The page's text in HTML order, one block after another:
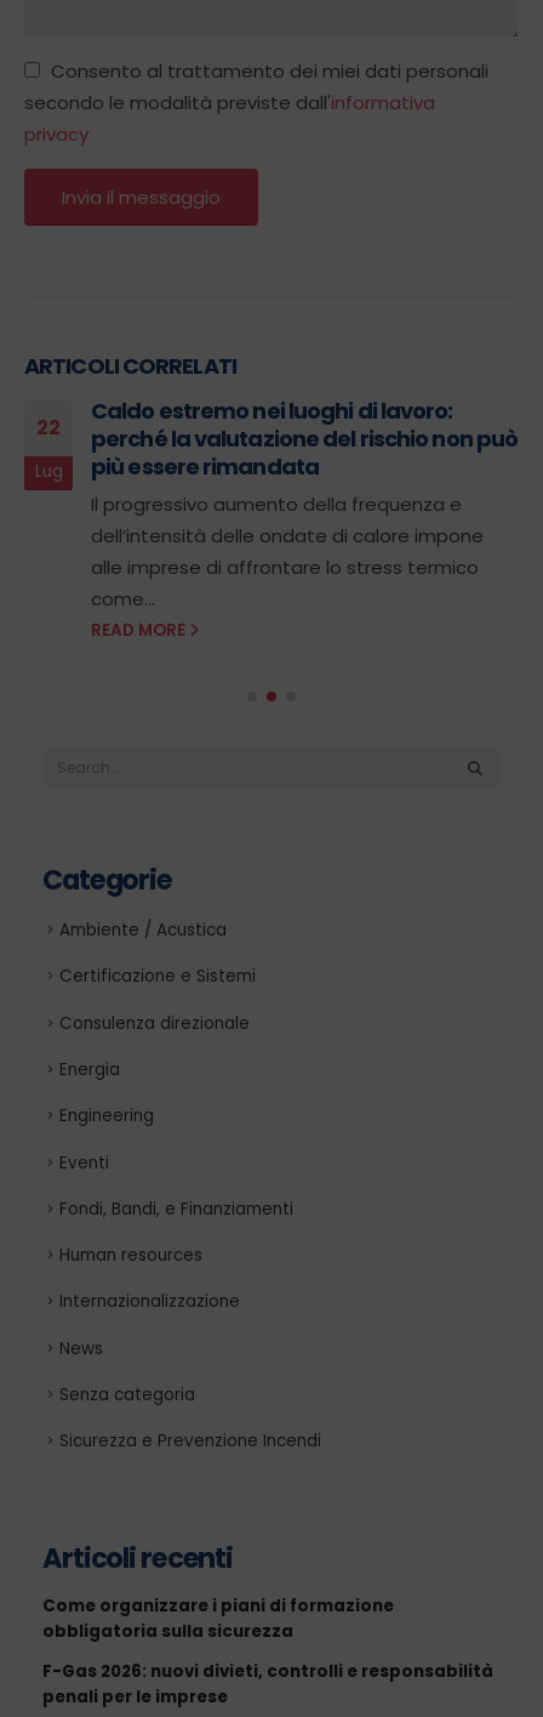
Consento al trattamento dei miei dati personali
secondo le modalità previste dall'informativa
privacy
ARTICOLI CORRELATI
22
Lug
Caldo estremo nei luoghi di lavoro:
perché la valutazione del rischio non può
più essere rimandata
Il progressivo aumento della frequenza e
dell’intensità delle ondate di calore impone
alle imprese di affrontare lo stress termico
come...
READ MORE
Categorie
Ambiente / Acustica
Certificazione e Sistemi
Consulenza direzionale
Energia
Engineering
Eventi
Fondi, Bandi, e Finanziamenti
Human resources
Internazionalizzazione
News
Senza categoria
Sicurezza e Prevenzione Incendi
Articoli recenti
Come organizzare i piani di formazione
obbligatoria sulla sicurezza
F-Gas 2026: nuovi divieti, controlli e responsabilità
penali per le imprese